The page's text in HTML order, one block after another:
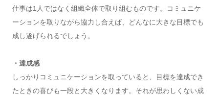
仕事は1人ではなく組織全体で取り組むものです。コミュニケ
ーションを取りながら協力し合えば、どんなに大きな目標でも
成し遂げられるでしょう。
・達成感
しっかりコミュニケーションを取っていると、目標を達成でき
たときの喜びも一段と大きくなります。それが思わしくない成